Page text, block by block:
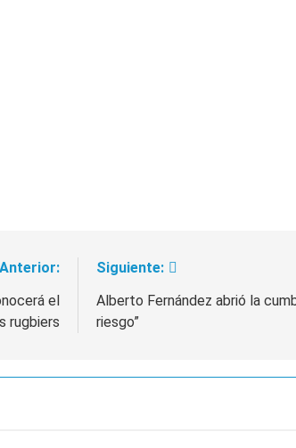
Anterior:
el
rugbiers
Siguiente:
Alberto Fernández abrió la
riesgo”